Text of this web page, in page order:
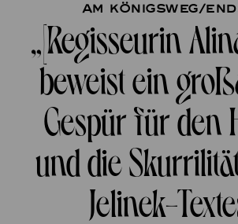
Am Königsweg/
„[Regisseurin
beweist ein
Gespür für den
und die
Jelinek-